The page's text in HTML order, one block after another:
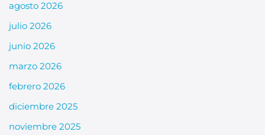
agosto 2026
julio 2026
junio 2026
marzo 2026
febrero 2026
diciembre 2025
noviembre 2025